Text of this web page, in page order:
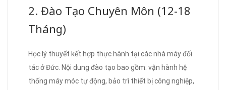
2. Đào Tạo Chuyên Môn (12-18
Tháng)
Học lý thuyết kết hợp thực hành tại các nhà máy đối
tác ở Đức. Nội dung đào tạo bao gồm: vận hành hệ
thống máy móc tự động, bảo trì thiết bị công nghiệp,